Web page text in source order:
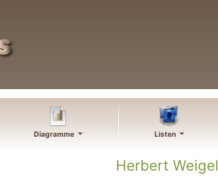
Diagramme Listen
HerbertWeigel